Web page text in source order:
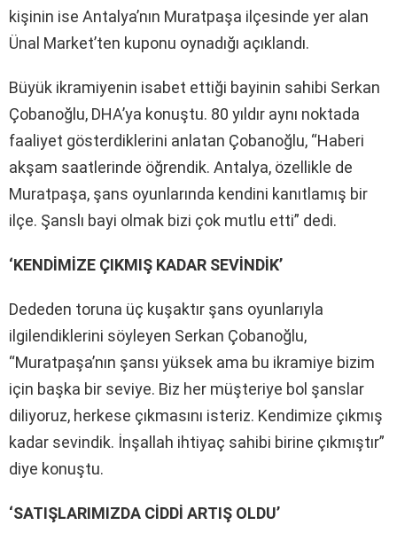
kişinin ise Antalya’nın Muratpaşa ilçesinde yer alan
Ünal Market’ten kuponu oynadığı açıklandı.
Büyük ikramiyenin isabet ettiği bayinin sahibi Serkan
Çobanoğlu, DHA’ya konuştu. 80 yıldır aynı noktada
faaliyet gösterdiklerini anlatan Çobanoğlu, “Haberi
akşam saatlerinde öğrendik. Antalya, özellikle de
Muratpaşa, şans oyunlarında kendini kanıtlamış bir
ilçe. Şanslı bayi olmak bizi çok mutlu etti” dedi.
‘KENDİMİZE ÇIKMIŞ KADAR SEVİNDİK’
Dededen toruna üç kuşaktır şans oyunlarıyla
ilgilendiklerini söyleyen Serkan Çobanoğlu,
“Muratpaşa’nın şansı yüksek ama bu ikramiye bizim
için başka bir seviye. Biz her müşteriye bol şanslar
diliyoruz, herkese çıkmasını isteriz. Kendimize çıkmış
kadar sevindik. İnşallah ihtiyaç sahibi birine çıkmıştır”
diye konuştu.
‘SATIŞLARIMIZDA CİDDİ ARTIŞ OLDU’